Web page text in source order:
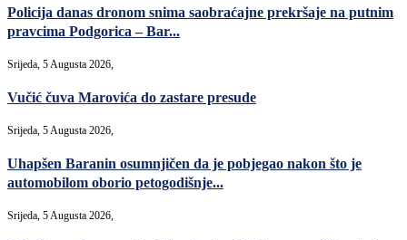
Policija danas dronom snima saobraćajne prekršaje na putnim
pravcima Podgorica – Bar...
Srijeda, 5 Augusta 2026,
Vučić čuva Marovića do zastare presude
Srijeda, 5 Augusta 2026,
Uhapšen Baranin osumnjičen da je pobjegao nakon što je
automobilom oborio petogodišnje...
Srijeda, 5 Augusta 2026,